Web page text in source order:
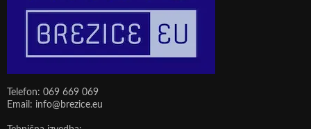
Telefon: 069 669 069
Email: info@brezice.eu